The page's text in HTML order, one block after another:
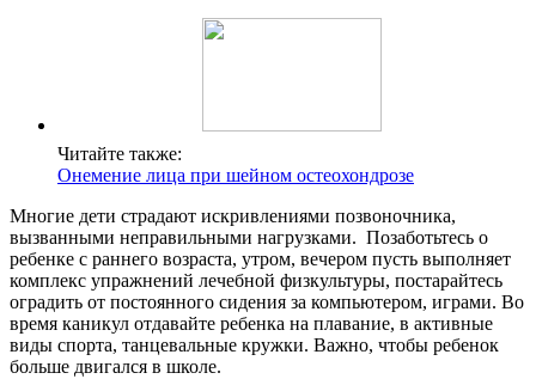
Читайте также:
Онемение лица при шейном остеохондрозе
Многие дети страдают искривлениями позвоночника,
вызванными неправильными нагрузками. Позаботьтесь о
ребенке с раннего возраста, утром, вечером пусть выполняет
комплекс упражнений лечебной физкультуры, постарайтесь
оградить от постоянного сидения за компьютером, играми. Во
время каникул отдавайте ребенка на плавание, в активные
виды спорта, танцевальные кружки. Важно, чтобы ребенок
больше двигался в школе.